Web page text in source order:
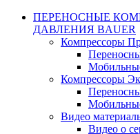
ПЕРЕНОСНЫЕ
ДАВЛЕНИЯ BAUER
Компрессоры
Компрессоры
Видео
Видео о